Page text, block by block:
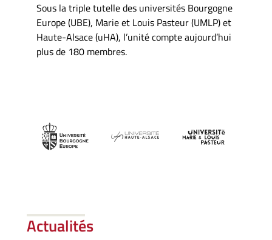
Sous la triple tutelle des universités Bourgogne
Europe (UBE), Marie et Louis Pasteur (UMLP) et
Haute-Alsace (uHA), l’unité compte aujourd’hui
plus de 180 membres.
Actualités